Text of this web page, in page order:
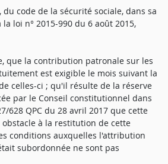
du code de la sécurité sociale, dans sa
loi n° 2015-990 du 6 août 2015,
que la contribution patronale sur les
est exigible le mois suivant la
celles-ci ; qu'il résulte de la réserve
par le Conseil constitutionnel dans
628 QPC du 28 avril 2017 que cette
à la restitution de cette
conditions auxquelles l'attribution
subordonnée ne sont pas